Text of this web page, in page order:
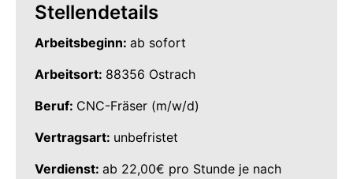
Stellendetails
Arbeitsbeginn: ab sofort
Arbeitsort: 88356 Ostrach
Beruf: CNC-Fräser (m/w/d)
Vertragsart: unbefristet
Verdienst: ab 22,00€ pro Stunde je nach